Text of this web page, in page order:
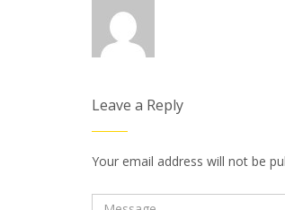
Leave a Reply
Your email address will not be